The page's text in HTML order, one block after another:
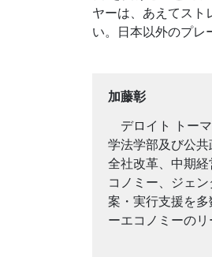
ヤーは、あえてスト
い。日本以外のプレ
加藤彰
デロイト トーマ
学法学部及び公
全社改革、中期経
コノミー、ジェ
案・実行支援を
ーエコノミーのリ